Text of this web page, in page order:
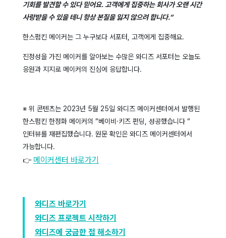
기회를 발견할 수 있다 믿어요. 고객에게 집중하는 회사가 오랜 시간
사랑받을 수 있을 테니 항상 본질을 잃지 않으려 합니다.”
한스펌킨 메이커는 그 누구보다 서포터, 고객에게 집중해요.
진정성을 가진 메이커를 알아보는 수많은 와디즈 서포터는 오늘도
응원과 지지로 메이커의 진심에 응답합니다.
※ 위 콘텐츠는 2023년 5월 25일 와디즈 메이커센터에서 발행된
한스펌킨 한정화 메이커의 “베이비·키즈 펀딩, 성공했습니다 “
인터뷰를 재편집했습니다. 원문 확인은 와디즈 메이커센터에서
가능합니다.
👉 메이커센터 바로가기
와디즈 바로가기
와디즈 프로젝트 시작하기
와디즈에 궁금한 점 해소하기